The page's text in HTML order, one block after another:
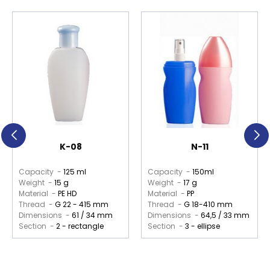
K-08
Capacity - 125 ml
Weight - 15 g
Material - PE HD
Thread - G 22 - 415 mm
Dimensions - 61 / 34 mm
Section - 2 - rectangle
N-11
Capacity - 150ml
Weight - 17 g
Material - PP
Thread - G 18-410 mm
Dimensions - 64,5 / 33 mm
Section - 3 - ellipse